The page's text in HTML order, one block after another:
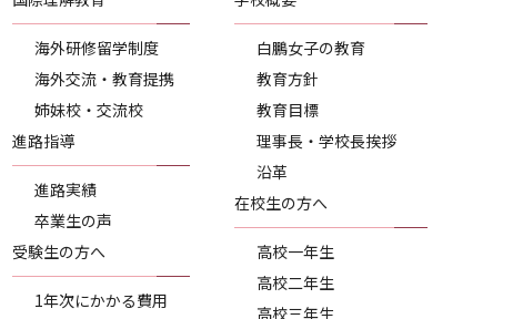
海外研修留学制度
海外交流・教育提携
姉妹校・交流校
進路指導
進路実績
卒業生の声
受験生の方へ
1年次にかかる費用
白鵬女子の教育
教育方針
教育目標
理事長・学校長挨拶
沿革
在校生の方へ
高校一年生
高校二年生
高校三年生